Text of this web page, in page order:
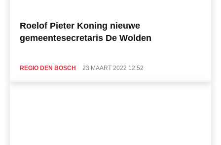
Roelof Pieter Koning nieuwe
gemeentesecretaris De Wolden
REGIO DEN BOSCH 23 MAART 2022 12:52